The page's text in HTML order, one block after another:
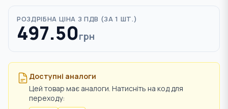
РОЗДРІБНА ЦІНА З ПДВ (ЗА 1 ШТ.)
497.50грн
Доступні аналоги
Цей товар має аналоги. Натисніть на код для
переходу: